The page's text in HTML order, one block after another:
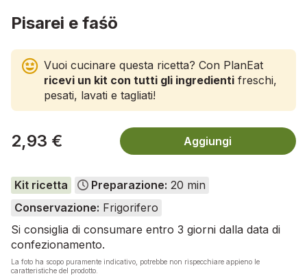
Pisarei e faśö
Vuoi cucinare questa ricetta? Con PlanEat
ricevi un kit con tutti gli ingredienti freschi,
pesati, lavati e tagliati!
2,93 € Aggiungi
Kit ricetta Preparazione: 20 min
Conservazione: Frigorifero
Si consiglia di consumare entro 3 giorni dalla data di
confezionamento.
La foto ha scopo puramente indicativo, potrebbe non rispecchiare appieno le
caratteristiche del prodotto.